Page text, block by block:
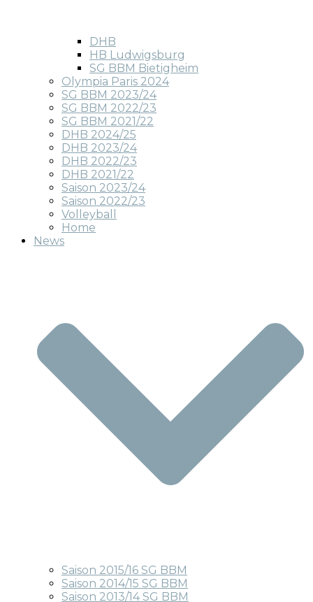
DHB
HB Ludwigsburg
SG BBM Bietigheim
Olympia Paris 2024
SG BBM 2023/24
SG BBM 2022/23
SG BBM 2021/22
DHB 2024/25
DHB 2023/24
DHB 2022/23
DHB 2021/22
Saison 2023/24
Saison 2022/23
Volleyball
Home
News
Saison 2015/16 SG BBM
Saison 2014/15 SG BBM
Saison 2013/14 SG BBM